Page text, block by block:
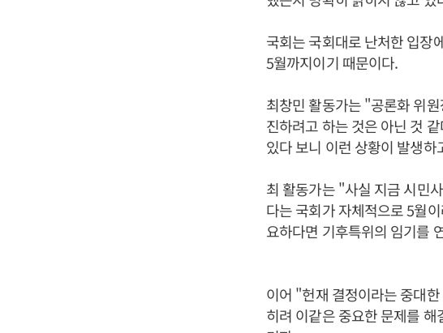
국회는 국회대로 난처한 입장
5월까지이기 때문이다.
최창민 활동가는 "공론화 위
진하려고 하는 것은 아닌 것
있다 보니 이런 상황이 발생
최 활동가는 "사실 지금 시민
다는 국회가 자체적으로 5월
요하다면 기후특위의 임기를
이어 "헌재 결정이라는 중대
히려 이같은 중요한 문제를